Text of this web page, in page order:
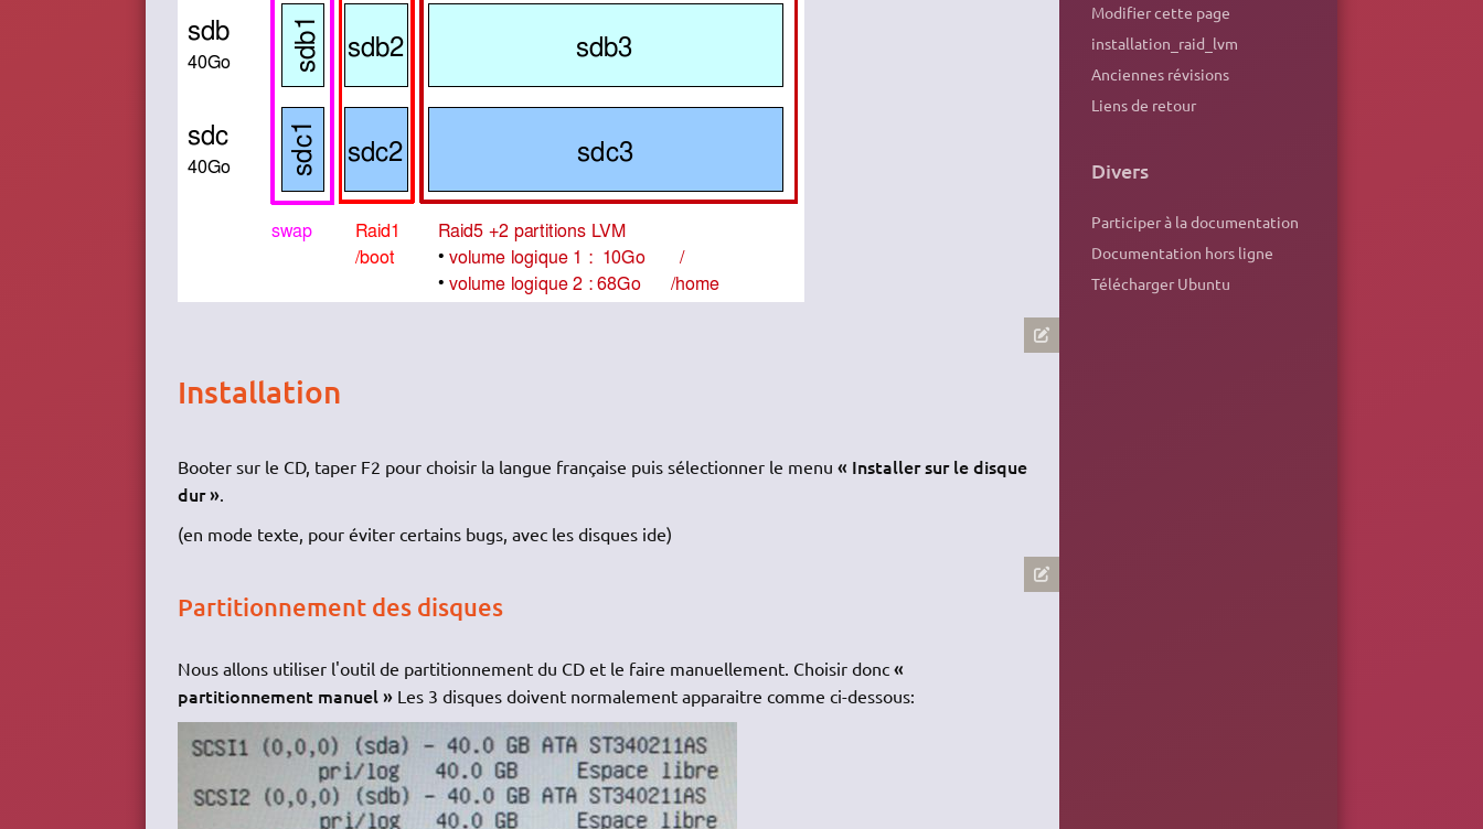
Installation
Booter sur le CD, taper F2 pour choisir la langue française puis sélectionner le menu « Installer sur le disque
dur ».
(en mode texte, pour éviter certains bugs, avec les disques ide)
Partitionnement des disques
Nous allons utiliser l'outil de partitionnement du CD et le faire manuellement. Choisir donc «
partitionnement manuel »Les 3 disques doivent normalement apparaitre comme ci-dessous:
Modifier cette page
installation_raid_lvm
Anciennes révisions
Liens de retour
Divers
Participer à la documentation
Documentation hors ligne
Télécharger Ubuntu